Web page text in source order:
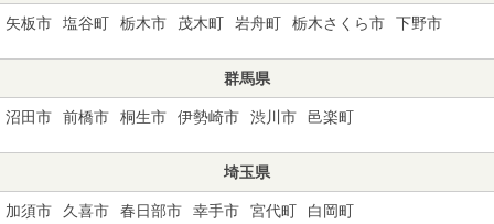
矢板市 塩谷町 栃木市 茂木町 岩舟町 栃木さくら市 下野市
群馬県
沼田市 前橋市 桐生市 伊勢崎市 渋川市 邑楽町
埼玉県
加須市 久喜市 春日部市 幸手市 宮代町 白岡町